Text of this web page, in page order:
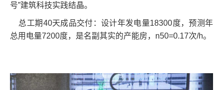
号”建筑科技实践结晶。
总工期40天成品交付：设计年发电量18300度，预测年
总用电量7200度，是名副其实的产能房，n50=0.17次/h。